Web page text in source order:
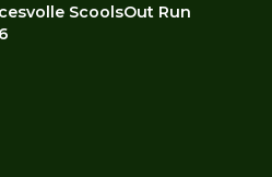
ScoolsOut Run